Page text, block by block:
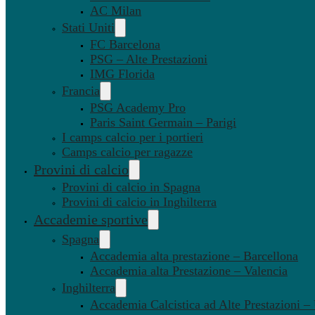
AC Milan
Stati Uniti
FC Barcelona
PSG – Alte Prestazioni
IMG Florida
Francia
PSG Academy Pro
Paris Saint Germain – Parigi
I camps calcio per i portieri
Camps calcio per ragazze
Provini di calcio
Provini di calcio in Spagna
Provini di calcio in Inghilterra
Accademie sportive
Spagna
Accademia alta prestazione – Barcellona
Accademia alta Prestazione – Valencia
Inghilterra
Accademia Calcistica ad Alte Prestazioni